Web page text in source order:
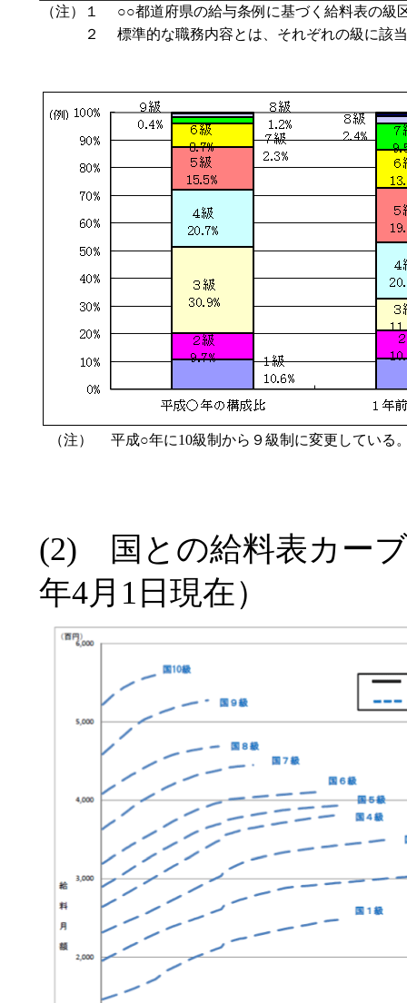
（注）１
○○都道府県の給与条例に基づく給料表の級
２
標準的な職務内容とは、それぞれの級に該
（注） 平成○年に10級制から９級制に変更している
(2) 国との給料表カー
年4月1日現在）